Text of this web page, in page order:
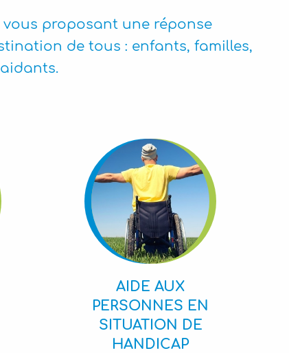
proposant une réponse
de tous : enfants, familles,
AIDE AUX
PERSONNES EN
SITUATION DE
HANDICAP